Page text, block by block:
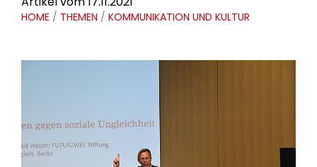
HOME / THEMEN / KOMMUNIKATION UND KULTUR